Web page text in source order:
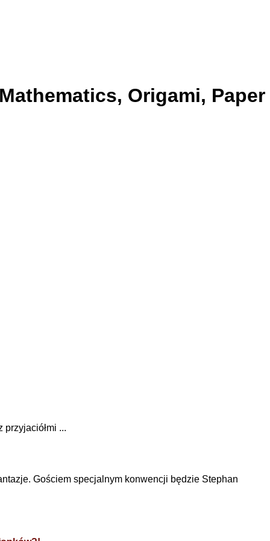
Origami, Paper
...
Gościem specjalnym konwencji będzie Stephan